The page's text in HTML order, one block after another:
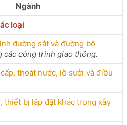
Ngành
loại
đường sắt và đường bộ
các công trình giao thông.
thoát nước, lò sưởi và điều
thiết bị lắp đặt khác trong xây